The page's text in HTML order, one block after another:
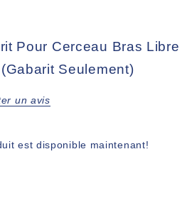
Pour Cerceau Bras Libre
Seulement)
un avis
est disponible maintenant!